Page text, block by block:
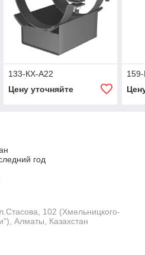
133-КХ-А22
Цену уточняйте
год
102 (Хмельницкого-
Алматы, Казахстан